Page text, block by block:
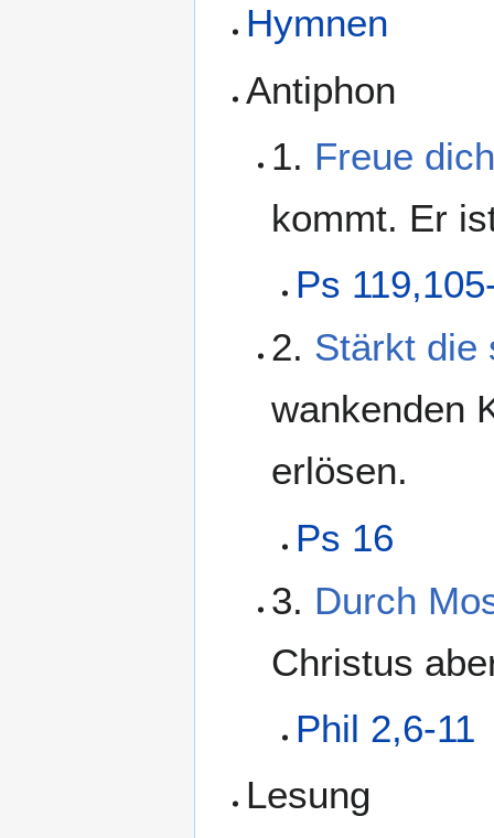
Hymnen
Antiphon
1. Freue
kommt. Er
Ps
2. Stärkt die
wankenden
erlösen.
Ps 16
3. Durch
Christus
Phil 2,6-11
Lesung